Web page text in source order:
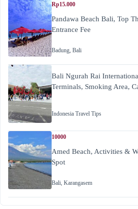
Rp15.000
Pandawa Beach Bali, Top
Entrance Fee
Badung, Bali
Bali Ngurah Rai
Terminals, Smoking Area,
Indonesia Travel Tips
10000
Amed Beach, Activities &
Spot
Bali, Karangasem